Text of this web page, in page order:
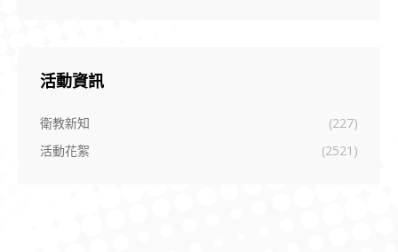
活動資訊
衛教新知
(227)
活動花絮
(2521)